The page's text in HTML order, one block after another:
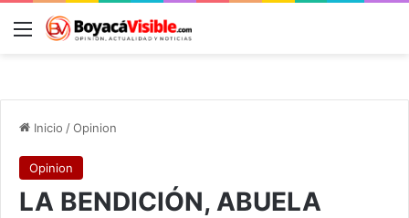
Menú
Inicio /Opinion
Opinion
LA BENDICIÓN, ABUELA